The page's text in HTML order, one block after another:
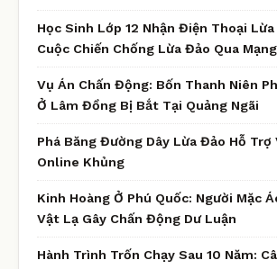
Học Sinh Lớp 12 Nhận Điện Thoại Lừa
Cuộc Chiến Chống Lừa Đảo Qua Mạng
Vụ Án Chấn Động: Bốn Thanh Niên
Ở Lâm Đồng Bị Bắt Tại Quảng Ngãi
Phá Băng Đường Dây Lừa Đảo Hỗ Trợ
Online Khủng
Kinh Hoàng Ở Phú Quốc: Người Mặc
Vật Lạ Gây Chấn Động Dư Luận
Hành Trình Trốn Chạy Sau 10 Năm: